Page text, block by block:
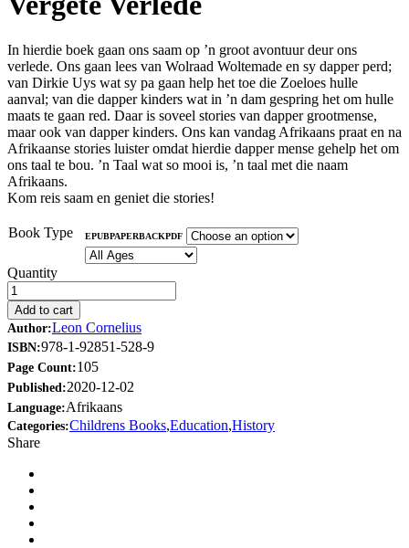
through
In hierdie boek gaan ons saam op ’n groot avontuur deur ons
verlede. Ons gaan lees van Wolraad Woltemade en sy dapper perd;
van Dirkie Uys wat sy pa gaan help het toe die Zoeloes hulle
aanval; van die dapper kinders wat in ’n dam gespring het om hulle
maats te gaan red. Daar is soveel stories van dapper grootmense,
maar ook van dapper kinders. Ons kan vandag Afrikaans praat en na
Afrikaanse stories luister omdat hierdie dapper mense gehelp het om
ons taal te bou. ’n Taal wat so mooi is, ’n taal met die naam
Afrikaans.
Kom reis saam en geniet die stories!
Book Type EPUBPAPERBACKPDF
Quantity
Add to cart
Author:Leon Cornelius
ISBN:978-1-92851-528-9
Page Count:105
Published:2020-12-02
Language:Afrikaans
Categories:Childrens Books,Education,History
Share